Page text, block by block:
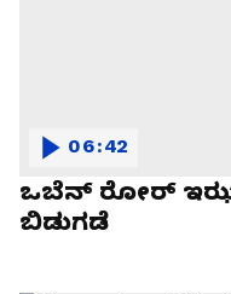
ಒಬೆನ್ ರೋರ್
ಬಿಡುಗಡೆ
06:42